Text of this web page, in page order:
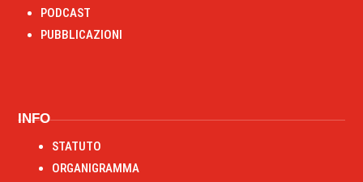
PODCAST
PUBBLICAZIONI
INFO
STATUTO
ORGANIGRAMMA